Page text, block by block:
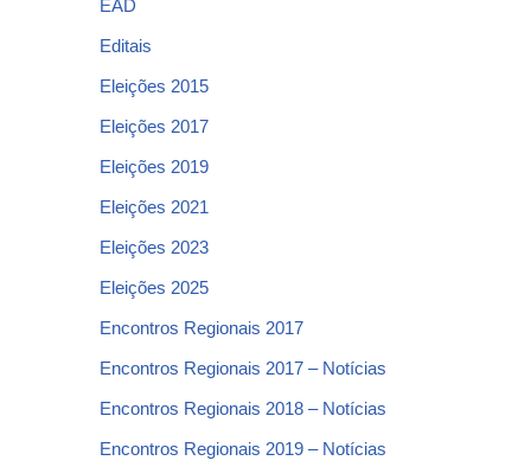
EAD
Editais
Eleições 2015
Eleições 2017
Eleições 2019
Eleições 2021
Eleições 2023
Eleições 2025
Encontros Regionais 2017
Encontros Regionais 2017 – Notícias
Encontros Regionais 2018 – Notícias
Encontros Regionais 2019 – Notícias